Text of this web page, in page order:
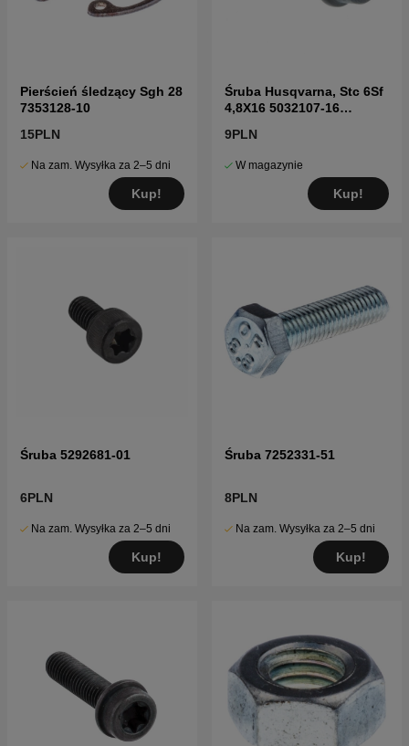
Pierścień śledzący Sgh 28
7353128-10
15PLN
Na zam. Wysyłka za 2–5 dni
Kup!
Śruba Husqvarna, Stc 6Sf
4,8X16 5032107-16
9PLN
W magazynie
Kup!
Śruba 5292681-01
6PLN
Na zam. Wysyłka za 2–5 dni
Kup!
Śruba 7252331-51
8PLN
Na zam. Wysyłka za 2–5 dni
Kup!